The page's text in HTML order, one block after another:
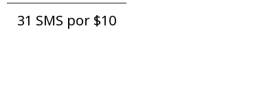
31 SMS por ⁦$10⁩